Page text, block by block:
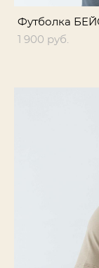
Футболка
1 900 pуб.